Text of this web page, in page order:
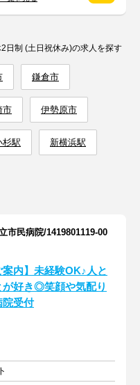
日制 (土日祝休み)の求人を探す
鎌倉市
市 伊勢原市
杉駅 新横浜駅
民病院/1419801119-00
案内】未経験OK♪人と
が好き◎笑顔や気配り
院受付